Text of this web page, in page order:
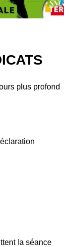
plus profond
la séance